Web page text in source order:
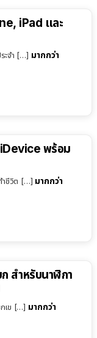
iPad และ
ะจำ […] มากกว่า
iDevice พร้อม
ำชีวิต […] มากกว่า
สำหรับนาฬิกา
กเข […] มากกว่า